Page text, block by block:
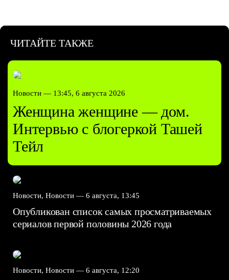
ЧИТАЙТЕ ТАКЖЕ
Новости — 13:45, 6 августа 2026
Женщина женщине — дом.
Интервью с блогеркой Ташей
Тейл
Новости, Новости — 6 августа, 13:45
Опубликован список самых просматриваемых
сериалов первой половины 2026 года
Новости, Новости — 6 августа, 12:20